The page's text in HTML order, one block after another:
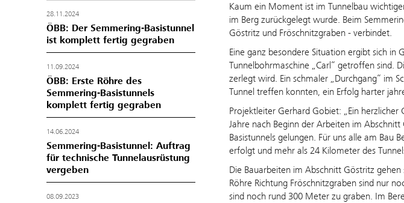
28.11.2024
ÖBB: Der Semmering-Basistunnel
ist komplett fertig gegraben
11.09.2024
ÖBB: Erste Röhre des
Semmering-Basistunnels
komplett fertig gegraben
14.06.2024
Semmering-Basistunnel: Auftrag
für technische Tunnelausrüstung
vergeben
08.09.2023
Kaum ein Moment ist im Tunnelbau
im Berg zurückgelegt wurde. Beim
Göstritz und Fröschnitzgraben - verbindet.
Eine ganz besondere Situation ergibt sich
Tunnelbohrmaschine „Carl“ getroffen sind.
zerlegt wird. Ein schmaler „Durchgang“ im
Tunnel treffen konnten, ein Erfolg harter
Projektleiter Gerhard Gobiet: „Ein
Jahre nach Beginn der Arbeiten im
Basistunnels gelungen. Für uns alle am
erfolgt und mehr als 24 Kilometer des
Die Bauarbeiten im Abschnitt Göstritz
Röhre Richtung Fröschnitzgraben sind nur
sind noch rund 300 Meter zu graben. Im